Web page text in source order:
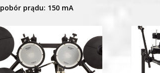
pobór prądu: 150 mA